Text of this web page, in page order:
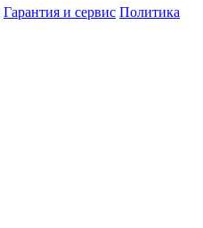
Гарантия и сервис Политика